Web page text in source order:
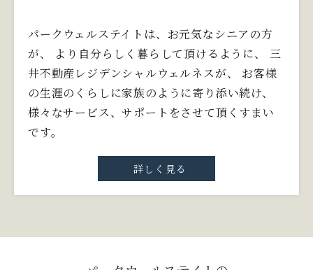
パークウェルステイトは、お元気なシニアの方
が、
より自分らしく暮らして頂けるように、
三
井不動産レジデンシャルウェルネスが、
お客様
の生涯のくらしに家族のように寄り添い続け、
様々なサービス、サポートをさせて頂くすまい
です。
詳しく見る